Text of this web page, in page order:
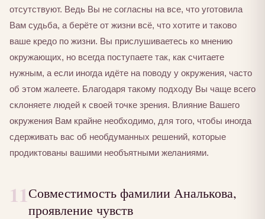
отсутствуют. Ведь Вы не согласны на все, что уготовила
Вам судьба, а берёте от жизни всё, что хотите и таково
ваше кредо по жизни. Вы прислушиваетесь ко мнению
окружающих, но всегда поступаете так, как считаете
нужным, а если иногда идёте на поводу у окружения, часто
об этом жалеете. Благодаря такому подходу Вы чаще всего
склоняете людей к своей точке зрения. Влияние Вашего
окружения Вам крайне необходимо, для того, чтобы иногда
сдерживать вас об необдуманных решений, которые
продиктованы вашими необъятными желаниями.
11Совместимость фамилии Аналькова,
проявление чувств